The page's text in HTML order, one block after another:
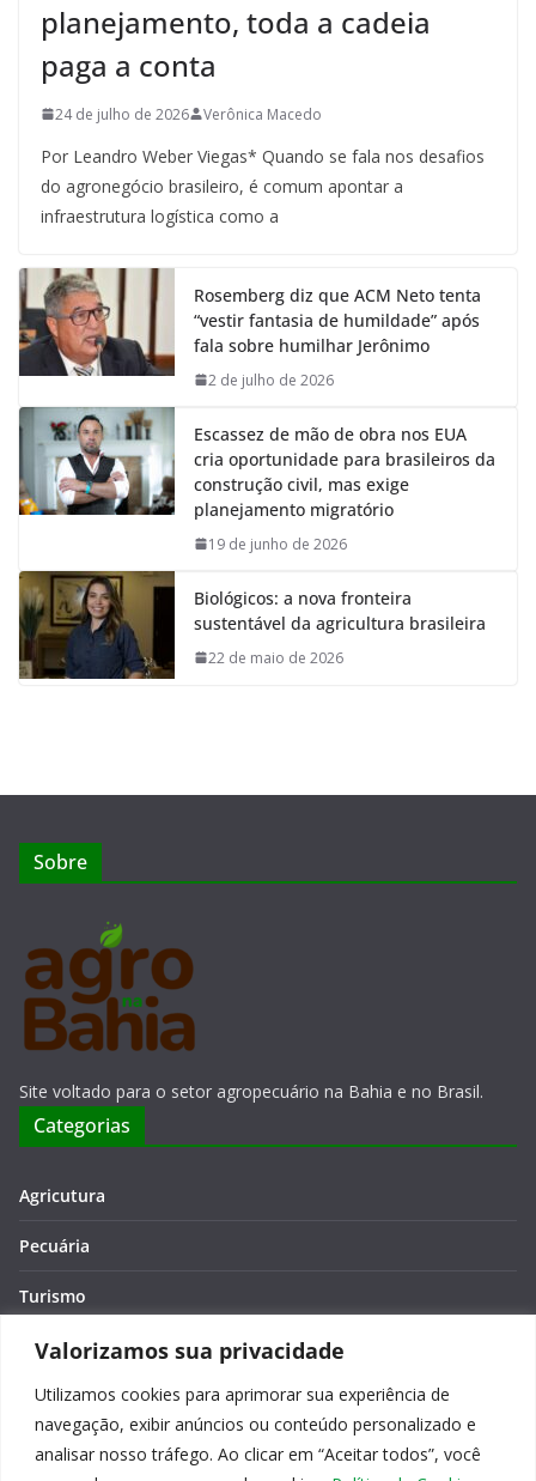
Valorizamos sua privacidade
Utilizamos cookies para aprimorar sua experiência de
navegação, exibir anúncios ou conteúdo personalizado e
analisar nosso tráfego. Ao clicar em “Aceitar todos”, você
planejamento, toda a cadeia
paga a conta
24 de julho de 2026 Verônica Macedo
Por Leandro Weber Viegas* Quando se fala nos desafios
do agronegócio brasileiro, é comum apontar a
infraestrutura logística como a
Rosemberg diz que ACM Neto tenta
“vestir fantasia de humildade” após
fala sobre humilhar Jerônimo
2 de julho de 2026
Escassez de mão de obra nos EUA
cria oportunidade para brasileiros da
construção civil, mas exige
planejamento migratório
19 de junho de 2026
Biológicos: a nova fronteira
sustentável da agricultura brasileira
22 de maio de 2026
Sobre
Site voltado para o setor agropecuário na Bahia e no Brasil.
Categorias
Agricutura
Pecuária
Turismo
Economia
Meio Ambiente
Editora: Verônica Macêdo